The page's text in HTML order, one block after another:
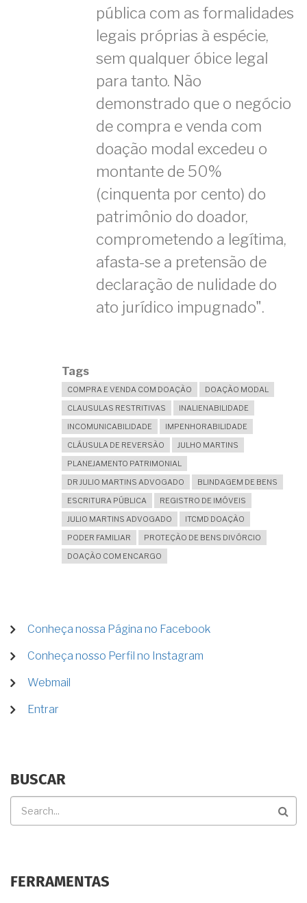
pública com as formalidades
legais próprias à espécie,
sem qualquer óbice legal
para tanto. Não
demonstrado que o negócio
de compra e venda com
doação modal excedeu o
montante de 50%
(cinquenta por cento) do
patrimônio do doador,
comprometendo a legítima,
afasta-se a pretensão de
declaração de nulidade do
ato jurídico impugnado".
Tags
COMPRA E VENDA COM DOAÇÃO
DOAÇÃO MODAL
CLAUSULAS RESTRITIVAS
INALIENABILIDADE
INCOMUNICABILIDADE
IMPENHORABILIDADE
CLÁUSULA DE REVERSÃO
JULHO MARTINS
PLANEJAMENTO PATRIMONIAL
DR JULIO MARTINS ADVOGADO
BLINDAGEM DE BENS
ESCRITURA PÚBLICA
REGISTRO DE IMÓVEIS
JULIO MARTINS ADVOGADO
ITCMD DOAÇÃO
PODER FAMILIAR
PROTEÇÃO DE BENS DIVÓRCIO
DOAÇÃO COM ENCARGO
MENU
CONTA
DE
Conheça nossa Página no Facebook
Conheça nosso Perfil no Instagram
Webmail
Entrar
BUSCAR
FERRAMENTAS